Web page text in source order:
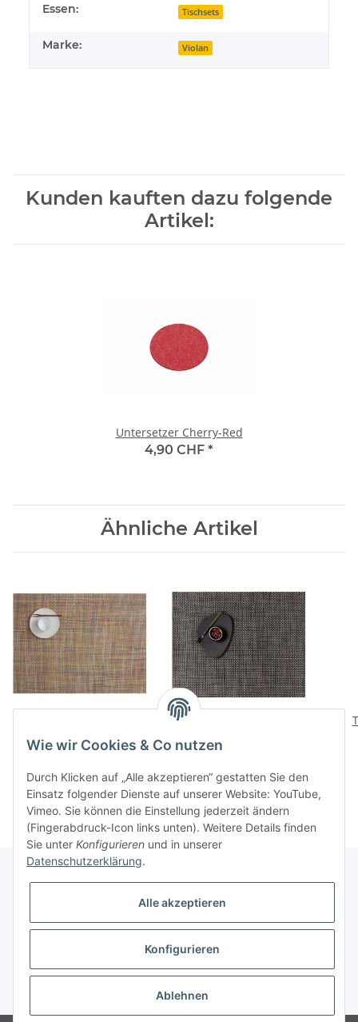
Essen: Tischsets
Marke: Violan
Kunden kauften dazu folgende
Artikel:
Untersetzer Cherry-Red
4,90 CHF *
Ähnliche Artikel
Basketweave
29,90 CHF*
Tischset Basketweave
Gesetzliche Informationen
* Alle Preise inkl. gesetzlicher USt., zzgl.Versand
Wie wir Cookies & Co nutzen
Durch Klicken auf „Alle akzeptieren“ gestatten Sie den
Einsatz folgender Dienste auf unserer Website: YouTube,
Vimeo. Sie können die Einstellung jederzeit ändern
(Fingerabdruck-Icon links unten). Weitere Details finden
Sie unter Konfigurieren und in unserer
Datenschutzerklärung.
Alle akzeptieren
Konfigurieren
Ablehnen